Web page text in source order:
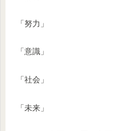
「努力」
「意識」
「社会」
「未来」